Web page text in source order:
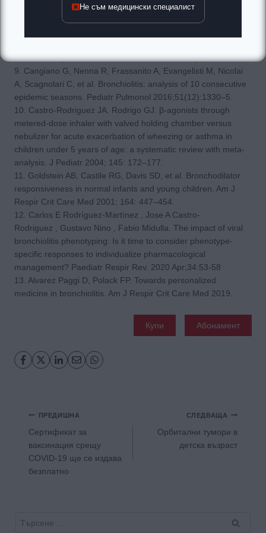
common condition with few therapeutic options. Paediatr
Respir Rev 2010;11(1):39–45. quiz 45. [PubMed: 20113991]
bronchiolitis profiles in children. Thorax 2016;71(8):712–8.
9. Cangiano G, Nenna R, Frassanito A, Evangelisti M, Nicolai
A, Scagnolari C, et al. Bronchiolitis: analysis of 10 consecutive
epidemic seasons. Pediatr Pulmonol 2016;51(12):1330–5.
10. Castro-Rodriguez JA. Rodrigo GJ. β-agonists through
metered-dose inhaler with valved holding chamber versus
nebulizer for acute exacerbation of wheezing or asthma in
children under 5 years of age: a systematic review with meta-
analysis. J Pediatr 2004; 145: 172–177.
11. Goldstein AB, Castile RG, Davis SD, et al. Bronchodilator
responsiveness in normal infants and young children. Am J
Respir Crit Care Med 2001; 164: 447–454.
12. Carlos E Rodríguez-Martínez , Jose A Castro-
Rodriguez , Gustavo Nino , Fabio Midulla. The impact of viral
bronchiolitis phenotyping: Is it time to consider phenotype-
specific responses to individualize pharmacological
management? Paediatr Respir Rev. 2020 Apr;34:53-58
13. Alvarez Paggi D, Polack FP. Towards personalized
medicine in bronchiolitis. Am J Respir Crit Care Med 2019.
Купи Абонамент
Навигация
ПРЕДИШНА
Сертификат за
ваксинация срещу
COVID-19 ще се издава
безплатно
СЛЕДВАЩА
Орбитални тумори в
детска възраст
Търсене
Не съм медицински специалист